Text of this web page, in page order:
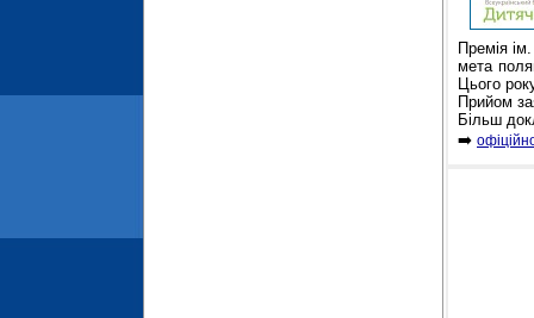
Премія
мета
Цього
Прийом
Більш
➡️